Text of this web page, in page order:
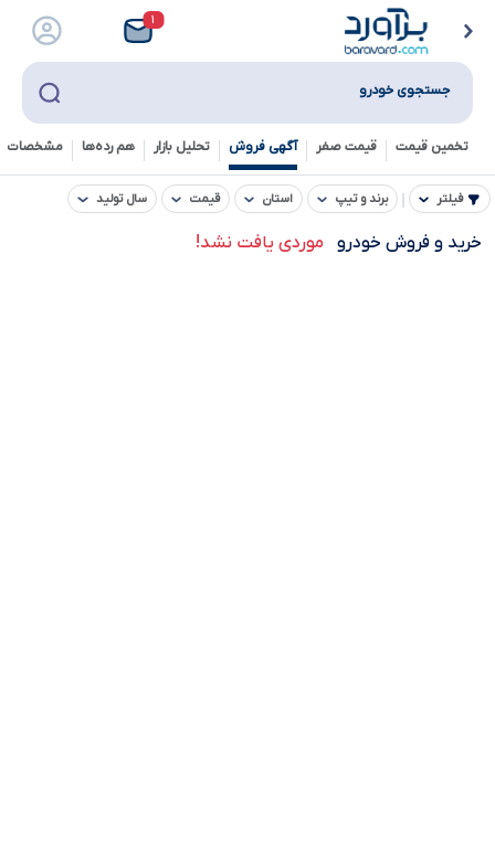
۱
جستجوی خودرو
تخمین قیمت قیمت صفر آگهی فروش تحلیل بازار هم رده‌ها‌ مشخصات
فیلتر برند و تیپ استان قیمت سال تولید
خرید و فروش خودرو موردی یافت نشد!